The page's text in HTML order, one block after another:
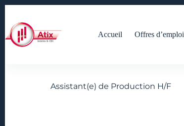
Accueil Offres d’emploi
Assistant(e) de Production H/F